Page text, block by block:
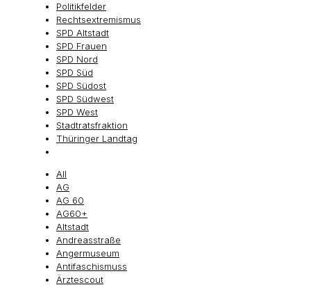
Politikfelder
Rechtsextremismus
SPD Altstadt
SPD Frauen
SPD Nord
SPD Süd
SPD Südost
SPD Südwest
SPD West
Stadtratsfraktion
Thüringer Landtag
All
AG
AG 60
AG60+
Altstadt
Andreasstraße
Angermuseum
Antifaschismuss
Ärztescout